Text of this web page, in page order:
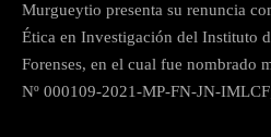
Murgueytio presenta su renuncia
Ética en Investigación del Instituto
Forenses, en el cual fue nombrado
Nº 000109-2021-MP-FN-JN-